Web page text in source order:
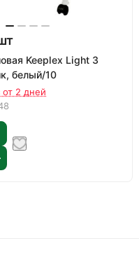
Keeplex Light 3
белый/10
от 2 дней